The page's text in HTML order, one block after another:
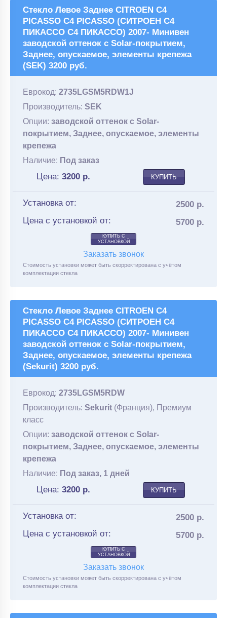
Стекло Левое Заднее CITROEN C4
PICASSO C4 PICASSO (СИТРОЕН С4
ПИКАССО С4 ПИКАССО) 2007- Минивен
заводской оттенок с Solar-покрытием,
Заднее, опускаемое, элементы крепежа
(SEK) 3200 руб.
Еврокод: 2735LGSM5RDW1J
Производитель: SEK
Опции: заводской оттенок с Solar-
покрытием, Заднее, опускаемое, элементы
крепежа
Наличие: Под заказ
Цена: 3200 р. КУПИТЬ
Установка от:
2500 р.
Цена с установкой от:
5700 р.
КУПИТЬ С
УСТАНОВКОЙ
Заказать звонок
Стоимость установки может быть скорректирована с учётом
комплектации стекла
Стекло Левое Заднее CITROEN C4
PICASSO C4 PICASSO (СИТРОЕН С4
ПИКАССО С4 ПИКАССО) 2007- Минивен
заводской оттенок с Solar-покрытием,
Заднее, опускаемое, элементы крепежа
(Sekurit) 3200 руб.
Еврокод: 2735LGSM5RDW
Производитель: Sekurit (Франция), Премиум
класс
Опции: заводской оттенок с Solar-
покрытием, Заднее, опускаемое, элементы
крепежа
Наличие: Под заказ, 1 дней
Цена: 3200 р. КУПИТЬ
Установка от:
2500 р.
Цена с установкой от:
5700 р.
КУПИТЬ С
УСТАНОВКОЙ
Заказать звонок
Стоимость установки может быть скорректирована с учётом
комплектации стекла